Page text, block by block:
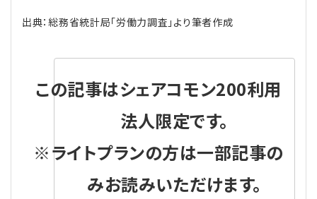
出典：総務省統計局「労働力調査」より筆者作成
この記事はシェアコモン200利用
法人限定です。
※ライトプランの方は一部記事の
みお読みいただけます。